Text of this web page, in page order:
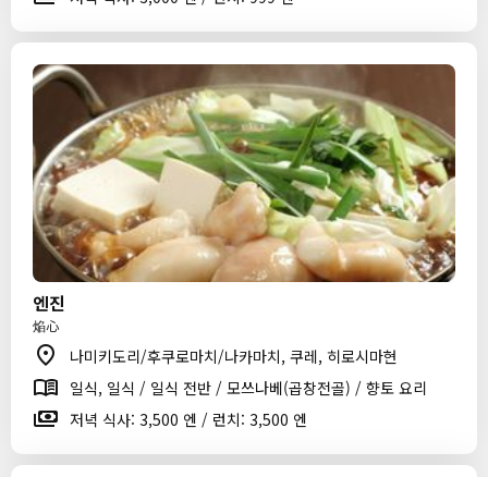
엔진
焔心
나미키도리/후쿠로마치/나카마치, 쿠레, 히로시마현
일식, 일식 / 일식 전반 / 모쓰나베(곱창전골) / 향토 요리
저녁 식사: 3,500 엔 / 런치: 3,500 엔